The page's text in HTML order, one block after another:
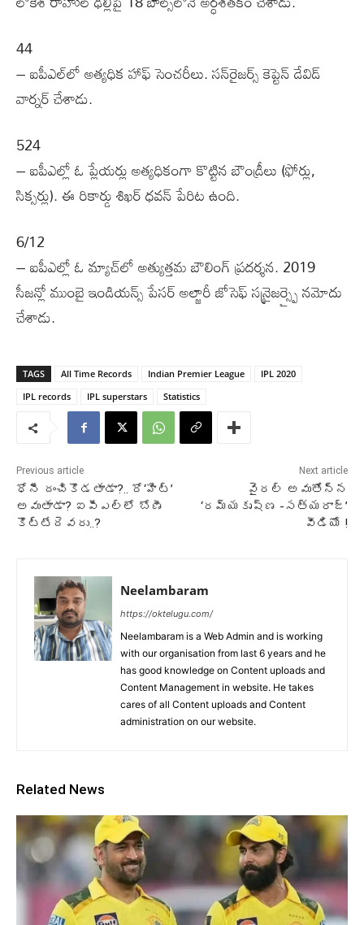
44
– ఐపీఎల్‌లో అత్యధిక హాఫ్‌ సెంచరీలు. సన్‌రైజర్స్‌ కెప్టెన్‌ డేవిడ్‌
వార్నర్ చేశాడు.
524
– ఐపీఎల్లో ఓ ప్లేయర్లు అత్యధికంగా కొట్టిన బౌండ్రీలు (ఫోర్లు,
సిక్సర్లు). ఈ రికార్డు శిఖర్ ధవన్ పేరిట ఉంది.
6/12
– ఐపీఎల్లో ఓ మ్యాచ్‌లో అత్యుత్తమ బౌలింగ్‌ ప్రదర్శన. 2019
సీజన్లో ముంబై ఇండియన్స్ పేసర్ అల్జారీ జోసెఫ్ సన్రైజర్స్పై నమోదు
చేశాడు.
TAGS All Time Records Indian Premier League
IPL 2020
IPL records
IPL superstars Statistics
Previous article
ధోనీ దంచికొడతాడా?.. రో‘హిట్‌’
అవుతాడా? ఐపీఎల్‌లో బోణీ
కొట్టేదెవరు..?
Next article
వైరల్ అవుతోన్న
‘రమ్యకృష్ణ -సత్యరాజ్’
వీడియో !
Neelambaram
https://oktelugu.com/
Neelambaram is a Web Admin and is working
with our organisation from last 6 years and he
has good knowledge on Content uploads and
Content Management in website. He takes
cares of all Content uploads and Content
administration on our website.
Related News